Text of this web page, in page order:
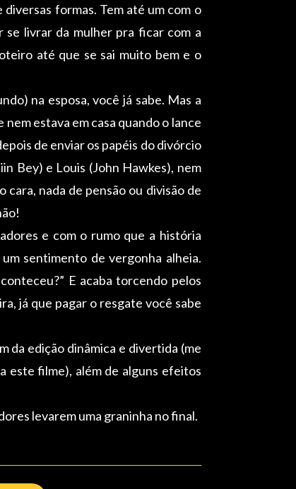
formas. Tem até um com o
se livrar da mulher pra ficar com a
até que se sai muito bem e o
na esposa, você já sabe. Mas a
estava em casa quando o lance
de enviar os papéis do divórcio
Bey) e Louis (John Hawkes), nem
cara, nada de pensão ou divisão de
e com o rumo que a história
sentimento de vergonha alheia.
E acaba torcendo pelos
já que pagar o resgate você sabe
da edição dinâmica e divertida (me
este filme), além de alguns efeitos
levarem uma graninha no final.